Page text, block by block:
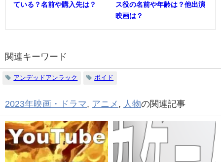
ている？名前や購入先は？
ス役の名前や年齢は？他出演
映画は？
関連キーワード
アンデッドアンラック ボイド
2023年映画・ドラマ, アニメ , 人物の関連記事